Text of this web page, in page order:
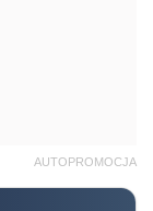
AUTOPROMOCJA